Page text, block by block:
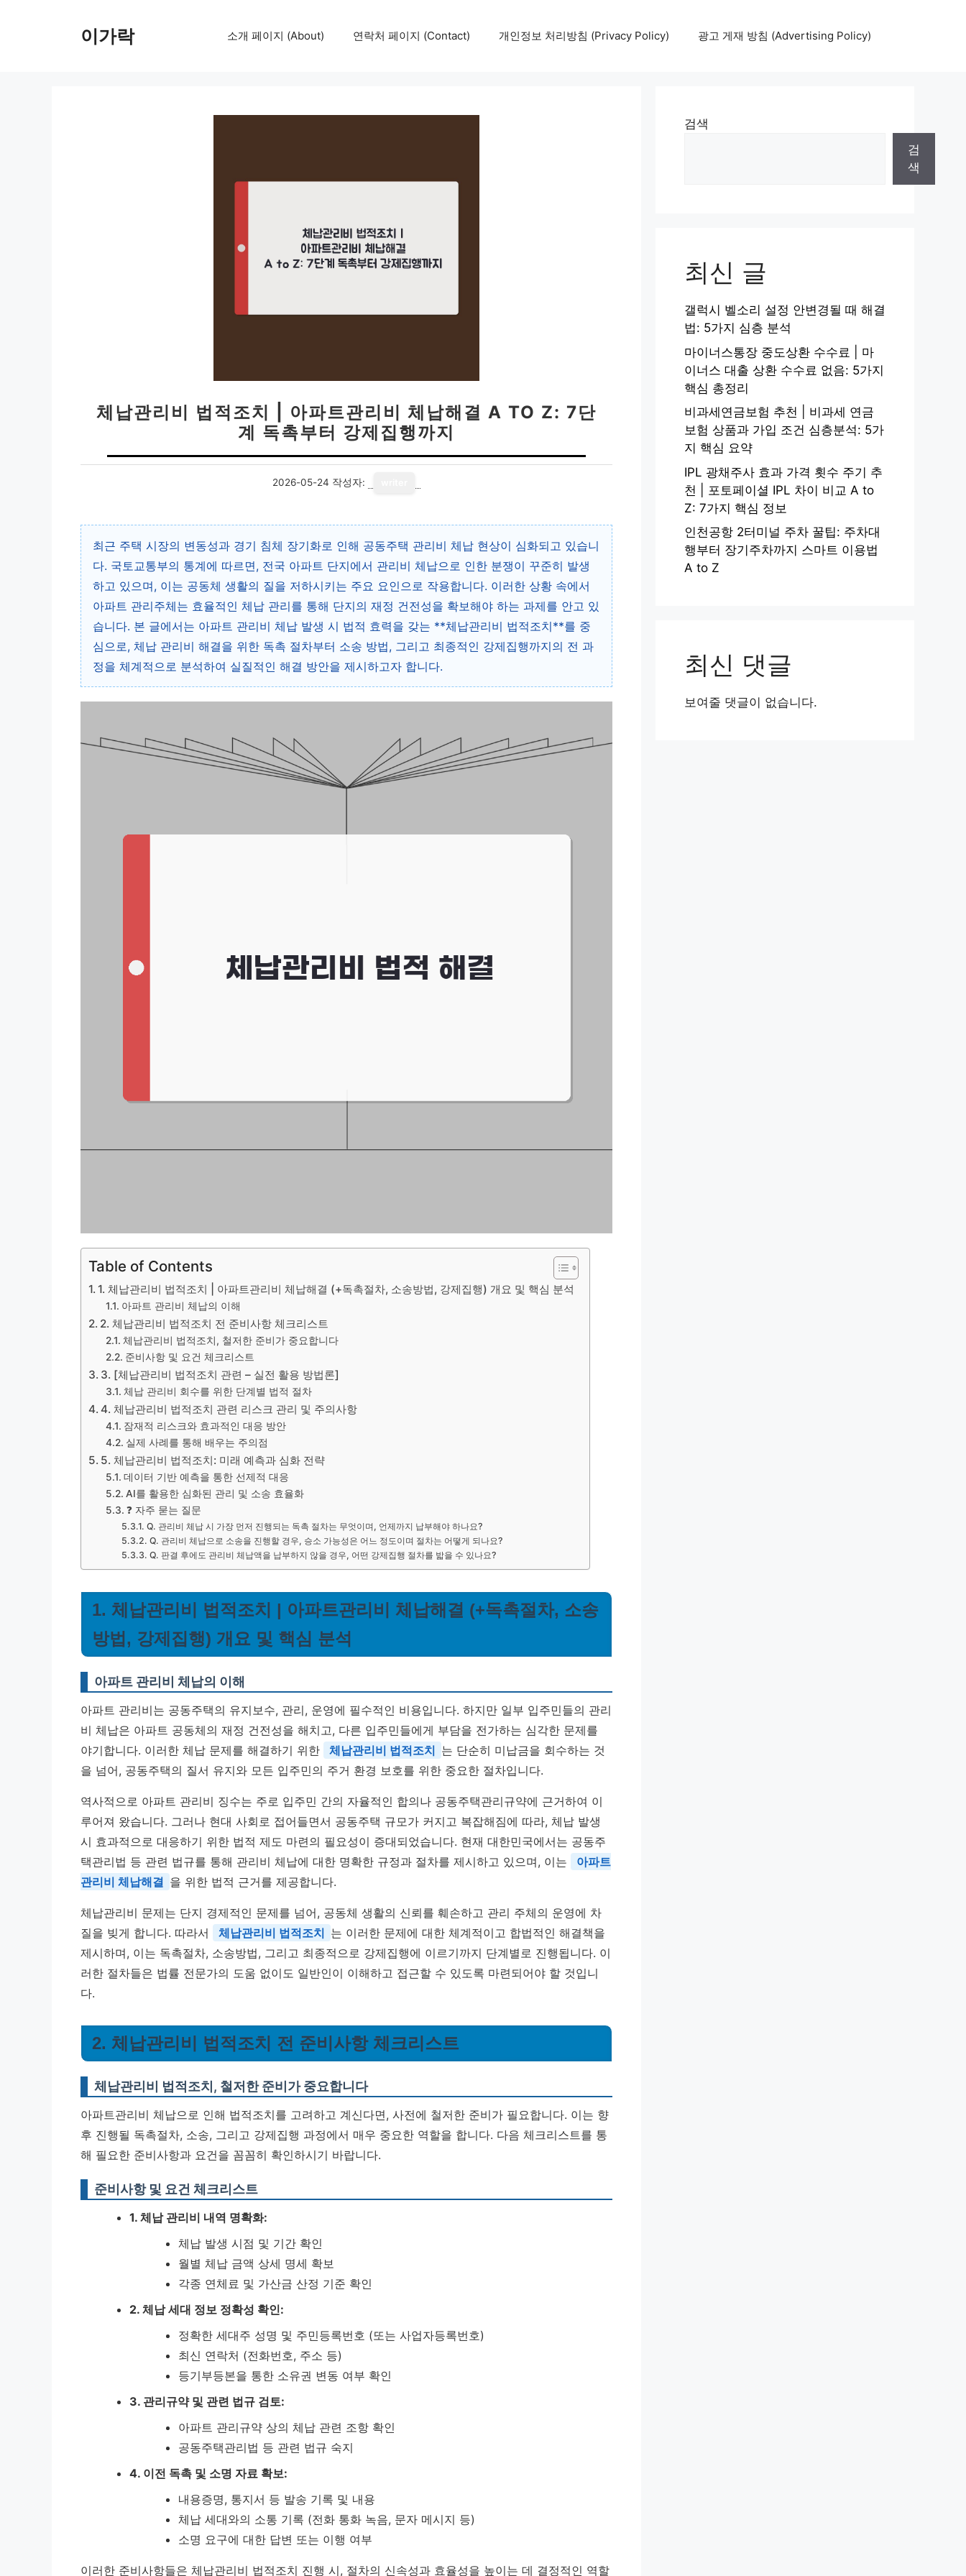
이가락 소개 페이지 (About) 연락처 페이지 (Contact) 개인정보 처리방침 (Privacy Policy) 광고 게재 방침 (Advertising Policy)
체납관리비 법적조치 | 아파트관리비 체납해결 A TO Z: 7단
계 독촉부터 강제집행까지
2026-05-24 작성자:
최근 주택 시장의 변동성과 경기 침체 장기화로 인해 공동주택 관리비 체납 현상이 심화되고 있습니
다. 국토교통부의 통계에 따르면, 전국 아파트 단지에서 관리비 체납으로 인한 분쟁이 꾸준히 발생
하고 있으며, 이는 공동체 생활의 질을 저하시키는 주요 요인으로 작용합니다. 이러한 상황 속에서
아파트 관리주체는 효율적인 체납 관리를 통해 단지의 재정 건전성을 확보해야 하는 과제를 안고 있
습니다. 본 글에서는 아파트 관리비 체납 발생 시 법적 효력을 갖는 **체납관리비 법적조치**를 중
심으로, 체납 관리비 해결을 위한 독촉 절차부터 소송 방법, 그리고 최종적인 강제집행까지의 전 과
정을 체계적으로 분석하여 실질적인 해결 방안을 제시하고자 합니다.
Table of Contents
1. 체납관리비 법적조치 | 아파트관리비 체납해결 (+독촉절차, 소송방법, 강제집행) 개요 및 핵심 분석
아파트 관리비 체납의 이해
2. 체납관리비 법적조치 전 준비사항 체크리스트
체납관리비 법적조치, 철저한 준비가 중요합니다
준비사항 및 요건 체크리스트
3. [체납관리비 법적조치 관련 – 실전 활용 방법론]
체납 관리비 회수를 위한 단계별 법적 절차
4. 체납관리비 법적조치 관련 리스크 관리 및 주의사항
잠재적 리스크와 효과적인 대응 방안
실제 사례를 통해 배우는 주의점
5. 체납관리비 법적조치: 미래 예측과 심화 전략
데이터 기반 예측을 통한 선제적 대응
AI를 활용한 심화된 관리 및 소송 효율화
❓ 자주 묻는 질문
Q. 관리비 체납 시 가장 먼저 진행되는 독촉 절차는 무엇이며, 언제까지 납부해야 하나요?
Q. 관리비 체납으로 소송을 진행할 경우, 승소 가능성은 어느 정도이며 절차는 어떻게 되나요?
Q. 판결 후에도 관리비 체납액을 납부하지 않을 경우, 어떤 강제집행 절차를 밟을 수 있나요?
1. 체납관리비 법적조치 | 아파트관리비 체납해결 (+독촉절차, 소송
방법, 강제집행) 개요 및 핵심 분석
아파트 관리비 체납의 이해
아파트 관리비는 공동주택의 유지보수, 관리, 운영에 필수적인 비용입니다. 하지만 일부 입주민들의 관리
비 체납은 아파트 공동체의 재정 건전성을 해치고, 다른 입주민들에게 부담을 전가하는 심각한 문제를
야기합니다. 이러한 체납 문제를 해결하기 위한
체납관리비 법적조치 는 단순히 미납금을 회수하는 것
을 넘어, 공동주택의 질서 유지와 모든 입주민의 주거 환경 보호를 위한 중요한 절차입니다.
역사적으로 아파트 관리비 징수는 주로 입주민 간의 자율적인 합의나 공동주택관리규약에 근거하여 이
루어져 왔습니다. 그러나 현대 사회로 접어들면서 공동주택 규모가 커지고 복잡해짐에 따라, 체납 발생
시 효과적으로 대응하기 위한 법적 제도 마련의 필요성이 증대되었습니다. 현재 대한민국에서는 공동주
택관리법 등 관련 법규를 통해 관리비 체납에 대한 명확한 규정과 절차를 제시하고 있으며, 이는
아파트
관리비 체납해결 을 위한 법적 근거를 제공합니다.
체납관리비 문제는 단지 경제적인 문제를 넘어, 공동체 생활의 신뢰를 훼손하고 관리 주체의 운영에 차
질을 빚게 합니다. 따라서
체납관리비 법적조치 는 이러한 문제에 대한 체계적이고 합법적인 해결책을
제시하며, 이는 독촉절차, 소송방법, 그리고 최종적으로 강제집행에 이르기까지 단계별로 진행됩니다. 이
러한 절차들은 법률 전문가의 도움 없이도 일반인이 이해하고 접근할 수 있도록 마련되어야 할 것입니
다.
2. 체납관리비 법적조치 전 준비사항 체크리스트
체납관리비 법적조치, 철저한 준비가 중요합니다
아파트관리비 체납으로 인해 법적조치를 고려하고 계신다면, 사전에 철저한 준비가 필요합니다. 이는 향
후 진행될 독촉절차, 소송, 그리고 강제집행 과정에서 매우 중요한 역할을 합니다. 다음 체크리스트를 통
해 필요한 준비사항과 요건을 꼼꼼히 확인하시기 바랍니다.
준비사항 및 요건 체크리스트
1. 체납 관리비 내역 명확화:
체납 발생 시점 및 기간 확인
월별 체납 금액 상세 명세 확보
각종 연체료 및 가산금 산정 기준 확인
2. 체납 세대 정보 정확성 확인:
정확한 세대주 성명 및 주민등록번호 (또는 사업자등록번호)
최신 연락처 (전화번호, 주소 등)
등기부등본을 통한 소유권 변동 여부 확인
3. 관리규약 및 관련 법규 검토:
아파트 관리규약 상의 체납 관련 조항 확인
공동주택관리법 등 관련 법규 숙지
4. 이전 독촉 및 소명 자료 확보:
내용증명, 통지서 등 발송 기록 및 내용
체납 세대와의 소통 기록 (전화 통화 녹음, 문자 메시지 등)
소명 요구에 대한 답변 또는 이행 여부
이러한 준비사항들은 체납관리비 법적조치 진행 시, 절차의 신속성과 효율성을 높이는 데 결정적인 역할
검색
검
색
최신 글
갤럭시 벨소리 설정 안변경될 때 해결
법: 5가지 심층 분석
마이너스통장 중도상환 수수료 | 마
이너스 대출 상환 수수료 없음: 5가지
핵심 총정리
비과세연금보험 추천 | 비과세 연금
보험 상품과 가입 조건 심층분석: 5가
지 핵심 요약
IPL 광채주사 효과 가격 횟수 주기 추
천 | 포토페이셜 IPL 차이 비교 A to
Z: 7가지 핵심 정보
인천공항 2터미널 주차 꿀팁: 주차대
행부터 장기주차까지 스마트 이용법
A to Z
최신 댓글
보여줄 댓글이 없습니다.